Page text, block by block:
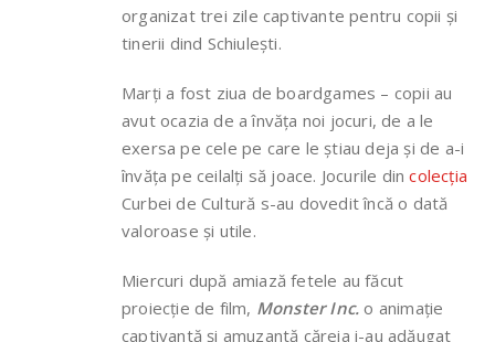
organizat trei zile captivante pentru copii și
tinerii dind Schiulești.
Marți a fost ziua de boardgames – copii au
avut ocazia de a învăța noi jocuri, de a le
exersa pe cele pe care le știau deja și de a-i
învăța pe ceilalți să joace. Jocurile dincolecția
Curbei de Cultură s-au dovedit încă o dată
valoroase și utile.
Miercuri după amiază fetele au făcut
proiecție de film, Monster Inc.o animație
captivantă și amuzantă căreia i-au adăugat